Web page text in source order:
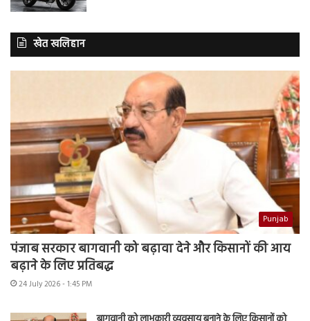
खेत खलिहान
Punjab
पंजाब सरकार बागवानी को बढ़ावा देने और किसानों की आय
बढ़ाने के लिए प्रतिबद्ध
24 July 2026 - 1:45 PM